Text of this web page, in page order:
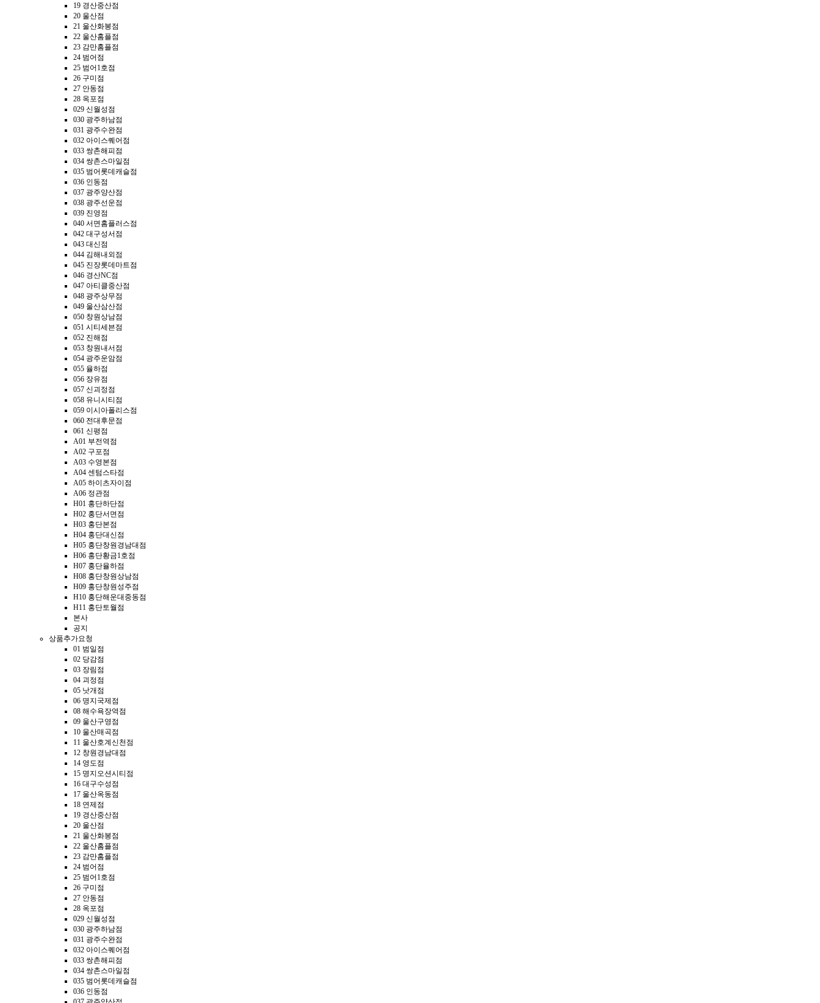
19 경산중산점
20 울산점
21 울산화봉점
22 울산홈플점
23 감만홈플점
24 범어점
25 범어1호점
26 구미점
27 안동점
28 옥포점
029 신월성점
030 광주하남점
031 광주수완점
032 아이스퀘어점
033 쌍촌해피점
034 쌍촌스마일점
035 범어롯데캐슬점
036 인동점
037 광주양산점
038 광주선운점
039 진영점
040 서면홈플러스점
042 대구성서점
043 대신점
044 김해내외점
045 진장롯데마트점
046 경산NC점
047 아티클중산점
048 광주상무점
049 울산삼산점
050 창원상남점
051 시티세븐점
052 진해점
053 창원내서점
054 광주운암점
055 율하점
056 장유점
057 신괴정점
058 유니시티점
059 이시아폴리스점
060 전대후문점
061 신평점
A01 부전역점
A02 구포점
A03 수영본점
A04 센텀스타점
A05 하이츠자이점
A06 정관점
H01 홍단하단점
H02 홍단서면점
H03 홍단본점
H04 홍단대신점
H05 홍단창원경남대점
H06 홍단황금1호점
H07 홍단율하점
H08 홍단창원상남점
H09 홍단창원성주점
H10 홍단해운대중동점
H11 홍단토월점
본사
공지
상품추가요청
01 범일점
02 당감점
03 장림점
04 괴정점
05 낫개점
06 명지국제점
08 해수욕장역점
09 울산구영점
10 울산매곡점
11 울산호계신천점
12 창원경남대점
14 영도점
15 명지오션시티점
16 대구수성점
17 울산옥동점
18 연제점
19 경산중산점
20 울산점
21 울산화봉점
22 울산홈플점
23 감만홈플점
24 범어점
25 범어1호점
26 구미점
27 안동점
28 옥포점
029 신월성점
030 광주하남점
031 광주수완점
032 아이스퀘어점
033 쌍촌해피점
034 쌍촌스마일점
035 범어롯데캐슬점
036 인동점